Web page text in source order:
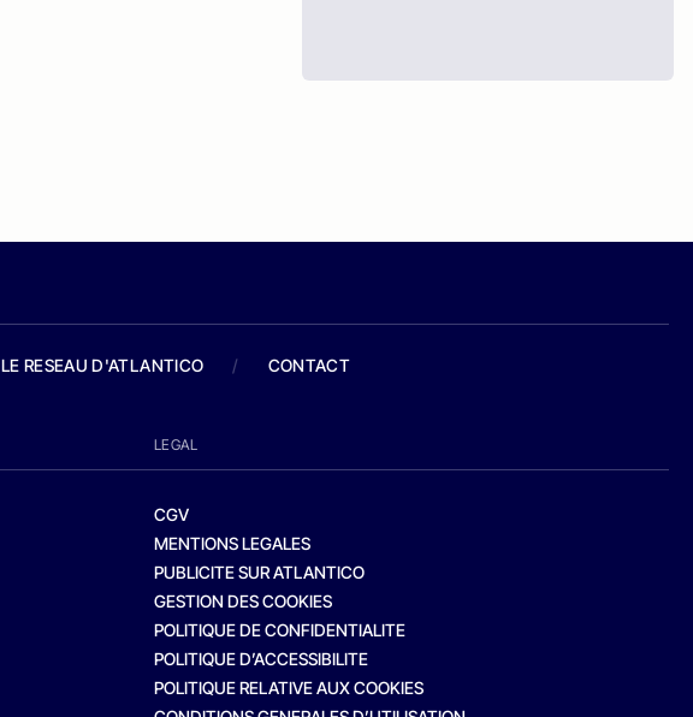
LE RESEAU D'ATLANTICO / CONTACT
LEGAL
CGV
MENTIONS LEGALES
PUBLICITE SUR ATLANTICO
GESTION DES COOKIES
POLITIQUE DE CONFIDENTIALITE
POLITIQUE D’ACCESSIBILITE
POLITIQUE RELATIVE AUX COOKIES